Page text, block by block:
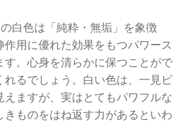
白色は「純粋・無垢」を象徴
用に優れた効果をもつパワース
す。心身を清らかに保つことがで
れるでしょう。白い色は、一見ピ
えますが、実はとてもパワフルな
ものをはね返す力があるといわ